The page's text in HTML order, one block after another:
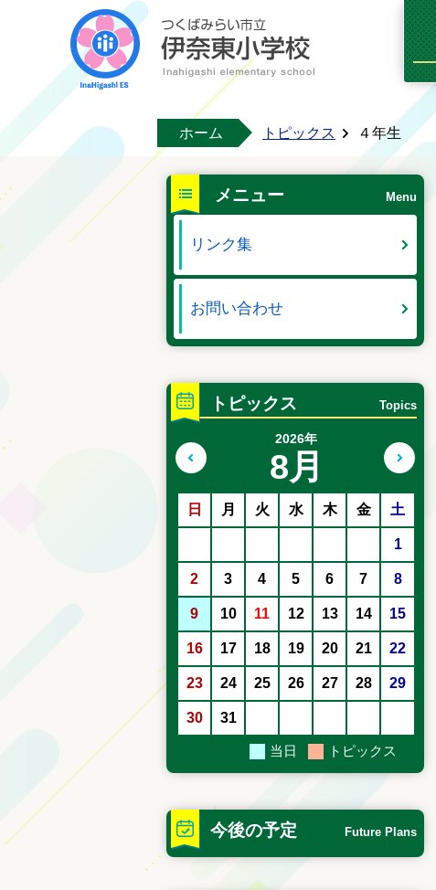
ホーム トピックス ４年生
メニュー Menu
リンク集
お問い合わせ
トピックス Topics
2026年
8月
日 月 火 水 木 金 土
1
2 3 4 5 6 7 8
9 10 11 12 13 14 15
16 17 18 19 20 21 22
23 24 25 26 27 28 29
30 31
前の月へ
当日 トピックス
今後の予定 Future Plans